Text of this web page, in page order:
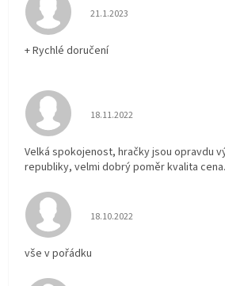
Hodnocení obchodu je 5 z 5
21.1.2023
+ Rychlé doručení
Hodnocení obchodu je 5 z 5
18.11.2022
Velká spokojenost, hračky jsou opravdu
republiky, velmi dobrý poměr kvalita cena.
Hodnocení obchodu je 5 z 5
18.10.2022
vše v pořádku